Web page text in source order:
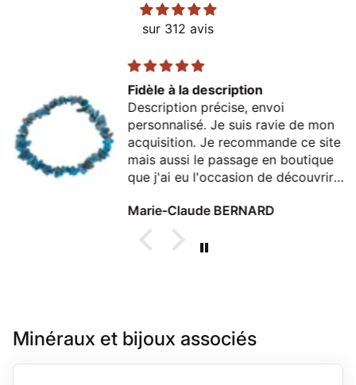
sur 312 avis
Fidèle à la description
Description précise, envoi
personnalisé. Je suis ravie de mon
acquisition. Je recommande ce site
mais aussi le passage en boutique
que j'ai eu l'occasion de découvrir
Marie-Claude BERNARD
Minéraux et bijoux associés